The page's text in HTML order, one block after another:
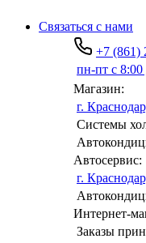
Связаться с нами
+7 (861)
пн-пт с 8:00
Магазин:
г.
Системы
Автосервис:
г.
Интернет-
Заказы